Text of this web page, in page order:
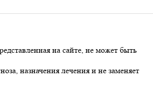
на сайте, не может быть
назначения лечения и не заменяет